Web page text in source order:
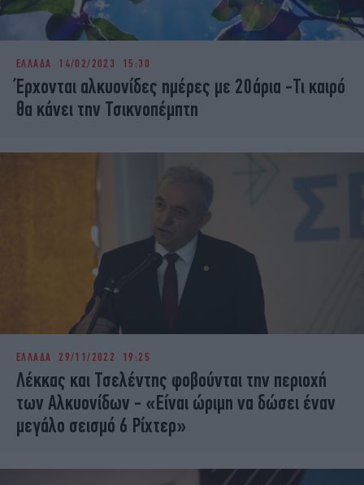
ΕΛΛΑΔΑ 14/02/2023 15:30
Έρχονται αλκυονίδες ημέρες με 20άρια -Τι καιρό
θα κάνει την Τσικνοπέμπτη
ΕΛΛΑΔΑ 29/11/2022 19:25
Λέκκας και Τσελέντης φοβούνται την περιοχή
των Αλκυονίδων - «Είναι ώριμη να δώσει έναν
μεγάλο σεισμό 6 Ρίχτερ»